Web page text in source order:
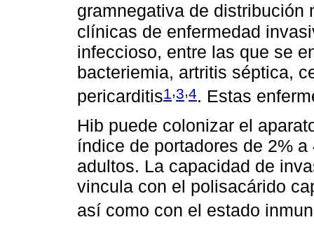
gramnegativa de distribución
clínicas de enfermedad
infeccioso, entre las que se
bacteriemia, artritis séptica,
pericarditis1 3 4. Estas
Hib puede colonizar el
índice de portadores de 2%
adultos. La capacidad de
vincula con el polisacárido
así como con el estado